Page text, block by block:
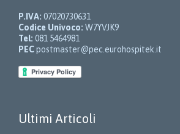
P.IVA: 07020730631
Codice Univoco: W7YVJK9
Tel: 081 5464981
PECpostmaster@pec.eurohospitek.it
Ultimi Articoli